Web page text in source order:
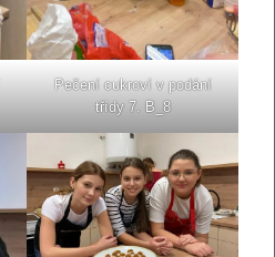
Pečení cukroví v podání
třídy 7. B_8